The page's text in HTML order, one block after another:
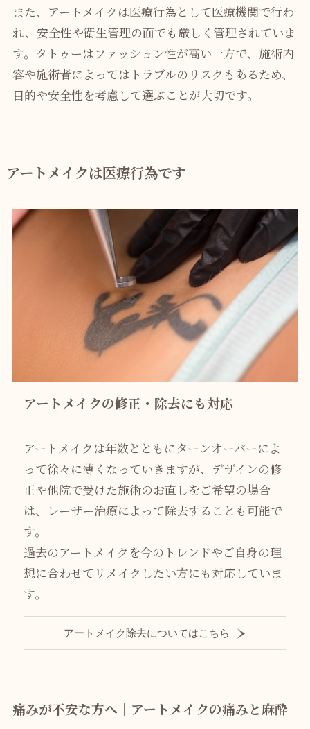
また、アートメイクは医療行為として医療機関で行わ
れ、安全性や衛生管理の面でも厳しく管理されていま
す。タトゥーはファッション性が高い一方で、施術内
容や施術者によってはトラブルのリスクもあるため、
目的や安全性を考慮して選ぶことが大切です。
アートメイクは医療行為です
アートメイクの修正・除去にも対応
アートメイクは年数とともにターンオーバーによ
って徐々に薄くなっていきますが、デザインの修
正や他院で受けた施術のお直しをご希望の場合
は、レーザー治療によって除去することも可能で
す。
過去のアートメイクを今のトレンドやご自身の理
想に合わせてリメイクしたい方にも対応していま
す。
アートメイク除去についてはこちら
痛みが不安な方へ｜アートメイクの痛みと麻酔